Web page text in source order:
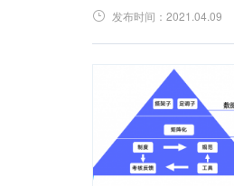
数据集成管
数据建模与
数据交换
数据整合交换
大数据资
集数据集成
主数据管
主数据全生
数据标准
发布时间： 2021.04.09